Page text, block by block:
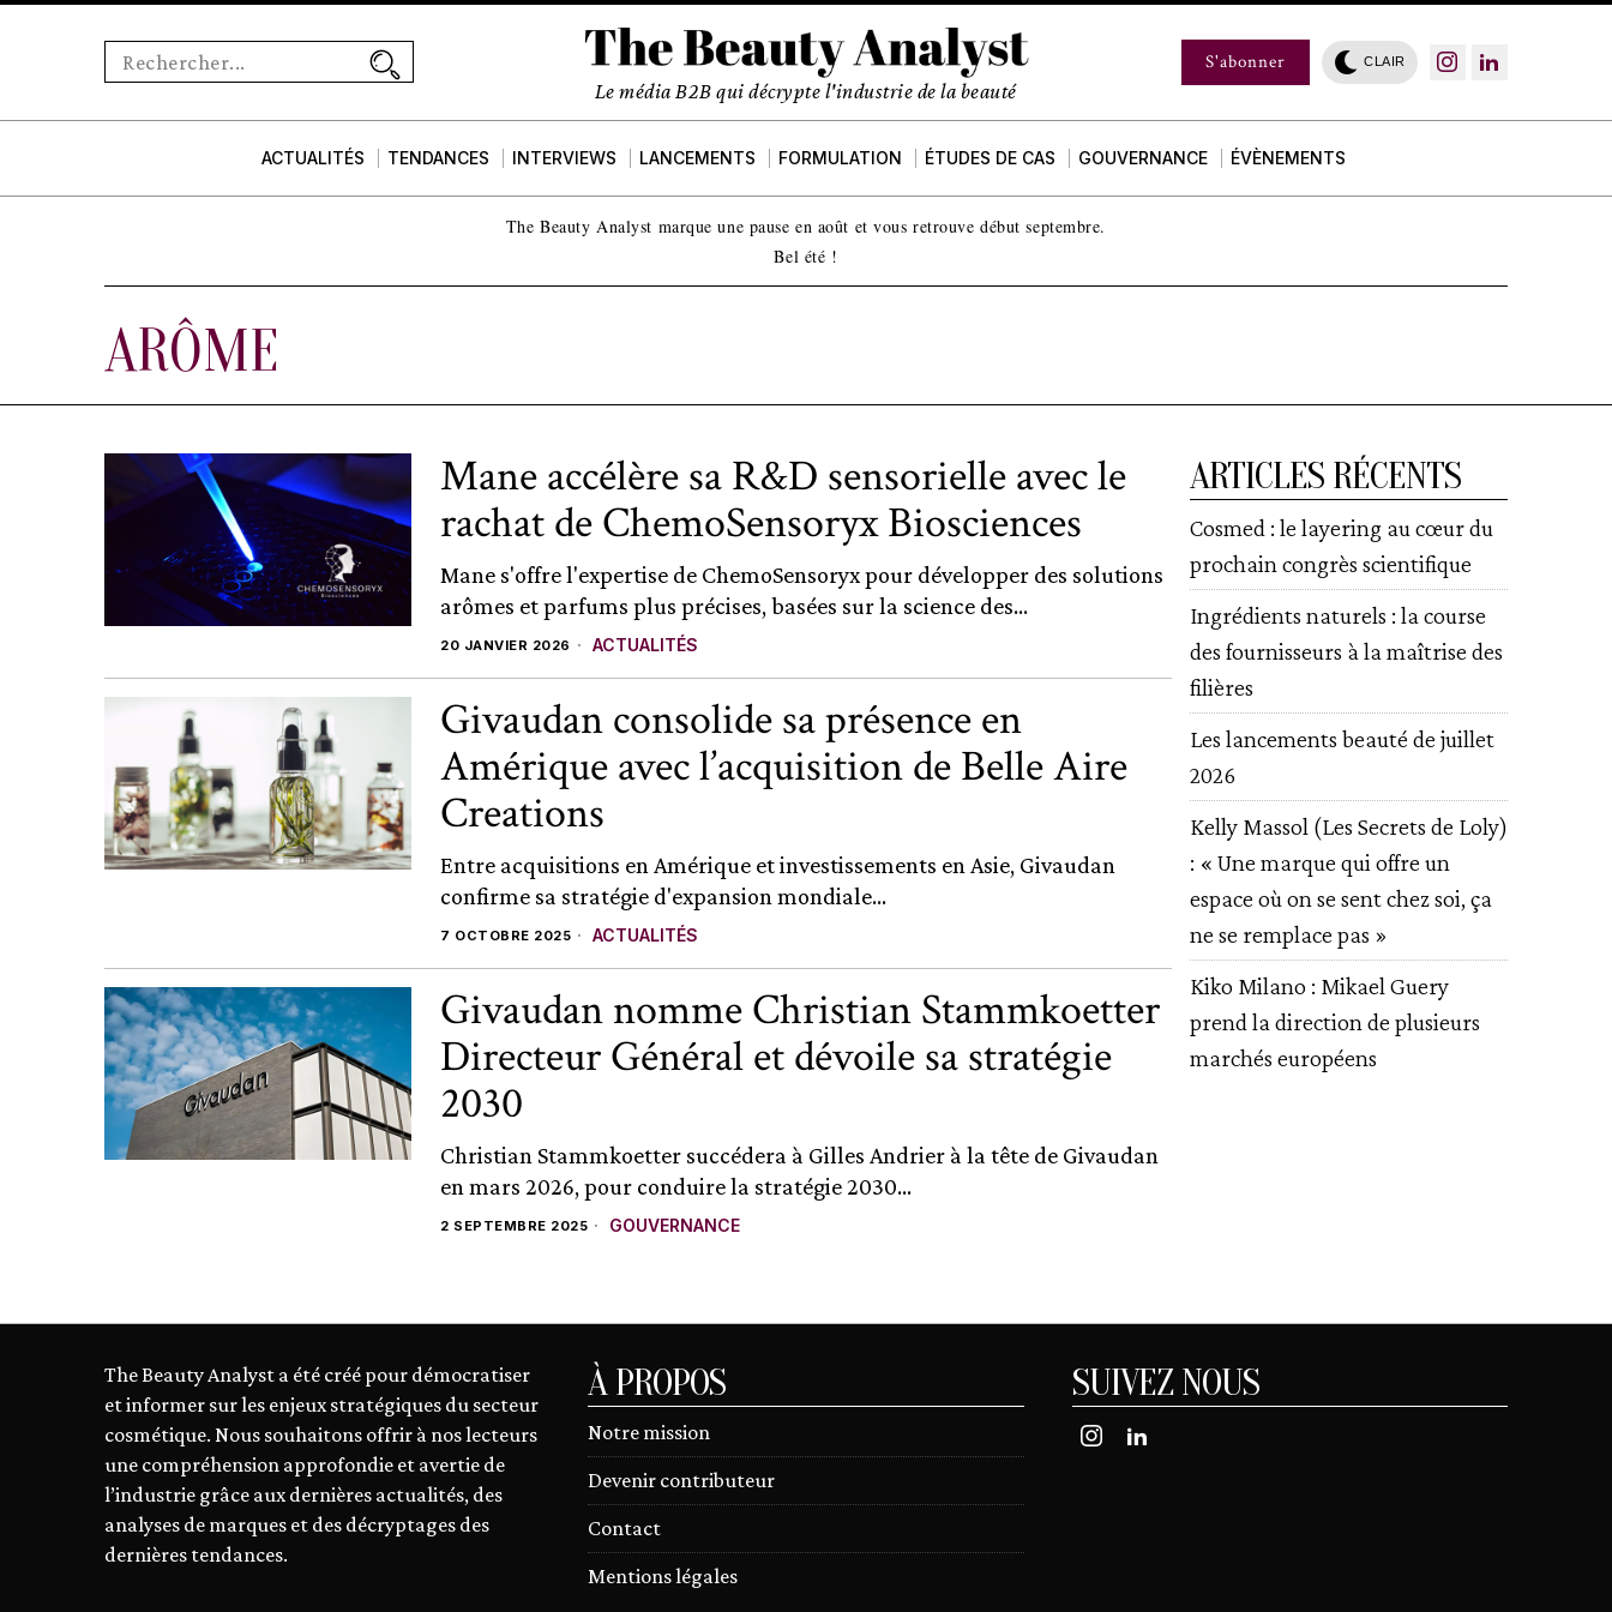
Le média B2B qui décrypte l'industrie de la beauté
S'abonner CLAIR
ACTUALITÉS TENDANCES INTERVIEWS LANCEMENTS FORMULATION ÉTUDES DE CAS GOUVERNANCE ÉVÈNEMENTS
The Beauty Analyst marque une pause en août et vous retrouve début septembre.
Bel été !
ARÔME
Mane accélère sa R&D sensorielle avec le
rachat de ChemoSensoryx Biosciences
Mane s'offre l'expertise de ChemoSensoryx pour développer des solutions
arômes et parfums plus précises, basées sur la science des...
20 JANVIER 2026 ACTUALITÉS
Givaudan consolide sa présence en
Amérique avec l’acquisition de Belle Aire
Creations
Entre acquisitions en Amérique et investissements en Asie, Givaudan
confirme sa stratégie d'expansion mondiale...
7 OCTOBRE 2025 ACTUALITÉS
Givaudan nomme Christian Stammkoetter
Directeur Général et dévoile sa stratégie
2030
Christian Stammkoetter succédera à Gilles Andrier à la tête de Givaudan
en mars 2026, pour conduire la stratégie 2030...
2 SEPTEMBRE 2025 GOUVERNANCE
ARTICLES RÉCENTS
Cosmed : le layering au cœur du
prochain congrès scientifique
Ingrédients naturels : la course
des fournisseurs à la maîtrise des
filières
Les lancements beauté de juillet
2026
Kelly Massol (Les Secrets de Loly)
: « Une marque qui offre un
espace où on se sent chez soi, ça
ne se remplace pas »
Kiko Milano : Mikael Guery
prend la direction de plusieurs
marchés européens
The Beauty Analyst a été créé pour démocratiser
et informer sur les enjeux stratégiques du secteur
cosmétique. Nous souhaitons offrir à nos lecteurs
une compréhension approfondie et avertie de
l’industrie grâce aux dernières actualités, des
analyses de marques et des décryptages des
dernières tendances.
À PROPOS
Notre mission
Devenir contributeur
Contact
Mentions légales
SUIVEZ NOUS